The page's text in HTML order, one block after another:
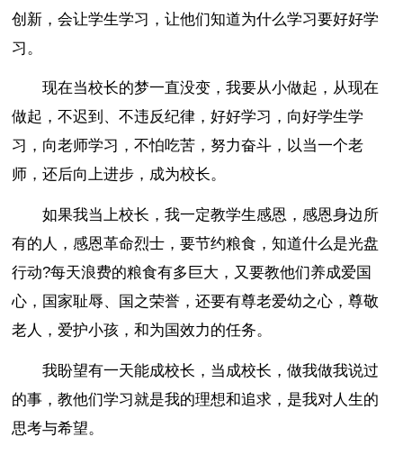
创新，会让学生学习，让他们知道为什么学习要好好学
习。
现在当校长的梦一直没变，我要从小做起，从现在
做起，不迟到、不违反纪律，好好学习，向好学生学
习，向老师学习，不怕吃苦，努力奋斗，以当一个老
师，还后向上进步，成为校长。
如果我当上校长，我一定教学生感恩，感恩身边所
有的人，感恩革命烈士，要节约粮食，知道什么是光盘
行动?每天浪费的粮食有多巨大，又要教他们养成爱国
心，国家耻辱、国之荣誉，还要有尊老爱幼之心，尊敬
老人，爱护小孩，和为国效力的任务。
我盼望有一天能成校长，当成校长，做我做我说过
的事，教他们学习就是我的理想和追求，是我对人生的
思考与希望。